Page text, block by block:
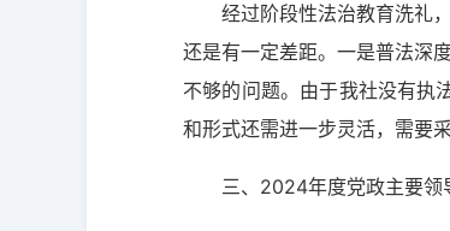
经过阶段性法治教育洗礼
还是有一定差距。一是普法深
不够的问题。由于我社没有执
和形式还需进一步灵活，需要
三、2024年度党政主要领